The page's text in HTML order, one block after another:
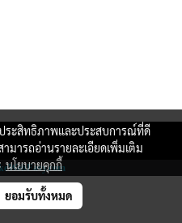
ประสิทธิภาพและประสบการณ์ที่ดี
มารถอ่านรายละเอียดเพิ่มเติม
นโยบายคุกกี้
ยอมรับทั้งหมด